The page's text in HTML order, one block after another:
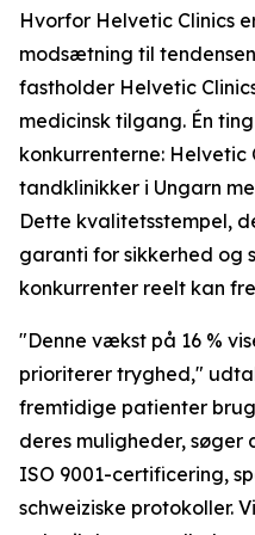
Hvorfor Helvetic Clinics
modsætning til
fastholder Helvetic
medicinsk tilgang. Én
konkurrenterne: Helvetic
tandklinikker i Ungarn
Dette kvalitetsstempel,
garanti for sikkerhed og
konkurrenter reelt kan
"Denne vækst på 16 %
prioriterer tryghed,"
fremtidige patienter
deres muligheder,
ISO 9001-certificering,
schweiziske protokoller.